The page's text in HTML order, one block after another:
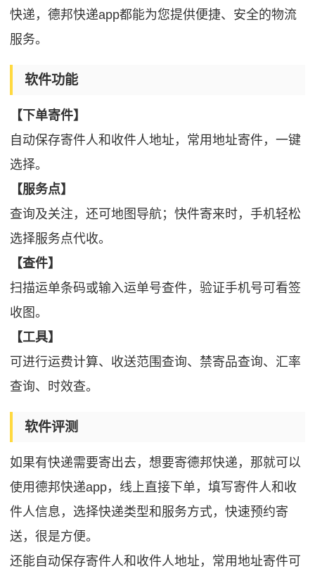
快递，德邦快递app都能为您提供便捷、安全的物流
服务。
软件功能
【下单寄件】
自动保存寄件人和收件人地址，常用地址寄件，一键
选择。
【服务点】
查询及关注，还可地图导航；快件寄来时，手机轻松
选择服务点代收。
【查件】
扫描运单条码或输入运单号查件，验证手机号可看签
收图。
【工具】
可进行运费计算、收送范围查询、禁寄品查询、汇率
查询、时效查。
软件评测
如果有快递需要寄出去，想要寄德邦快递，那就可以
使用德邦快递app，线上直接下单，填写寄件人和收
件人信息，选择快递类型和服务方式，快速预约寄
送，很是方便。
还能自动保存寄件人和收件人地址，常用地址寄件可